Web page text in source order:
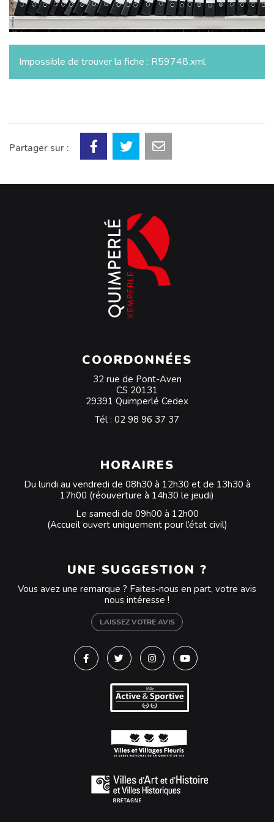
Impossible de trouver la fiche : R59748.xml
Partager sur :
COORDONNÉES
32 rue de Pont-Aven
CS 20131
29391 Quimperlé Cedex
Tél : 02 98 96 37 37
HORAIRES
Du lundi au vendredi de 08h30 à 12h30 et de 13h30 à
17h00 (réouverture à 14h30 le jeudi)
Le samedi de 09h00 à 12h00
(Accueil ouvert uniquement pour l’état civil)
UNE SUGGESTION ?
Vous avez une remarque ? Faites-nous en part, votre avis
nous intéresse !
LAISSEZ VOTRE AVIS
Lien vers le compte Facebook
Lien vers le compte Twitter
Lien vers le compte
Lien vers la chaîne